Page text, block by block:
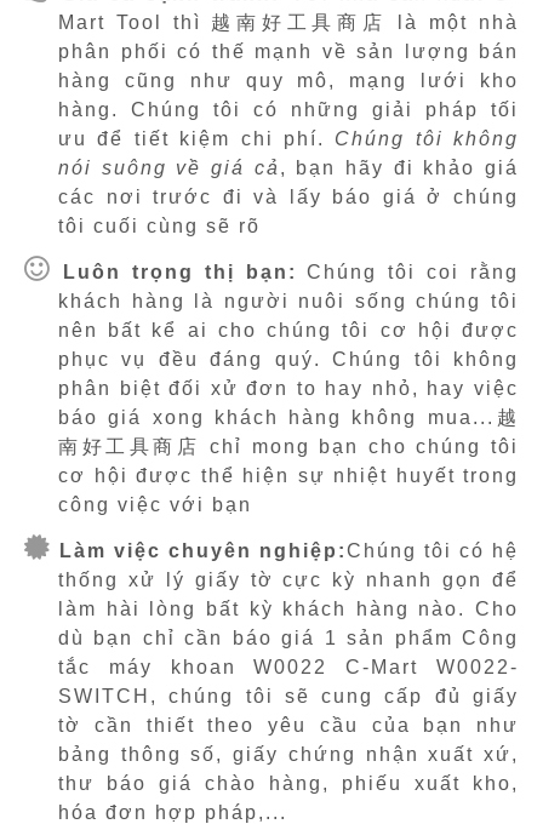
Mart Tool thì 越南好工具商店 là một nhà
phân phối có thế mạnh về sản lượng bán
hàng cũng như quy mô, mạng lưới kho
hàng. Chúng tôi có những giải pháp tối
ưu để tiết kiệm chi phí. Chúng tôi không
nói suông về giá cả , bạn hãy đi khảo giá
các nơi trước đi và lấy báo giá ở chúng
tôi cuối cùng sẽ rõ
Luôn trọng thị bạn:
Chúng tôi coi rằng
khách hàng là người nuôi sống chúng tôi
nên bất kể ai cho chúng tôi cơ hội được
phục vụ đều đáng quý. Chúng tôi không
phân biệt đối xử đơn to hay nhỏ, hay việc
báo giá xong khách hàng không mua...越
南好工具商店 chỉ mong bạn cho chúng tôi
cơ hội được thể hiện sự nhiệt huyết trong
công việc với bạn
Làm việc chuyên nghiệp:Chúng tôi có hệ
thống xử lý giấy tờ cực kỳ nhanh gọn để
làm hài lòng bất kỳ khách hàng nào. Cho
dù bạn chỉ cần báo giá 1 sản phẩm Công
tắc máy khoan W0022 C-Mart W0022-
SWITCH, chúng tôi sẽ cung cấp đủ giấy
tờ cần thiết theo yêu cầu của bạn như
bảng thông số, giấy chứng nhận xuất xứ,
thư báo giá chào hàng, phiếu xuất kho,
hóa đơn hợp pháp,...